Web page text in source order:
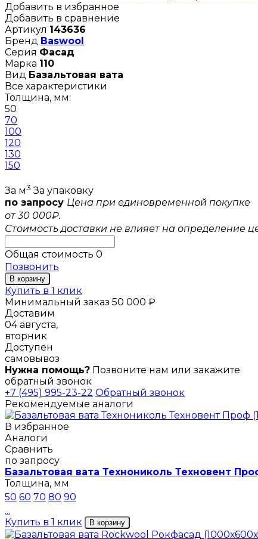
Добавить в избранное
Добавить в сравнение
Артикул 143636
Бренд Baswool
Серия Фасад
Марка 110
Вид Базальтовая вата
Все характеристики
Толщина, мм:
50
70
100
120
130
150
За м3 За упаковку
по запросу Цена при единовременной покупке
от 30 000₽.
Стоимость доставки не влияет на определение
Общая стоимость 0
Позвонить
В корзину
Купить в 1 клик
Минимальный заказ 50 000 ₽
Доставим
04 августа,
вторник
Доступен
самовывоз
Нужна помощь? Позвоните нам или закажите
обратный звонок
+7 (495) 995-23-22 Обратный звонок
Рекомендуемые аналоги
В избранное
Аналоги
Сравнить
по запросу
Базальтовая вата Технониколь Техновент
Толщина, мм
50 60 70 80 90
...
Купить в 1 клик
В корзину